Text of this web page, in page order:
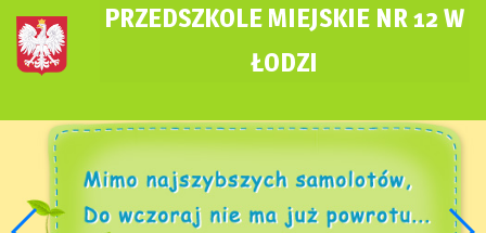
PRZEDSZKOLE MIEJSKIE NR 12 W
ŁODZI